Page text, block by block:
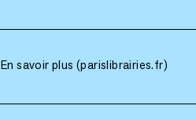
En savoir plus (parislibrairies.fr)